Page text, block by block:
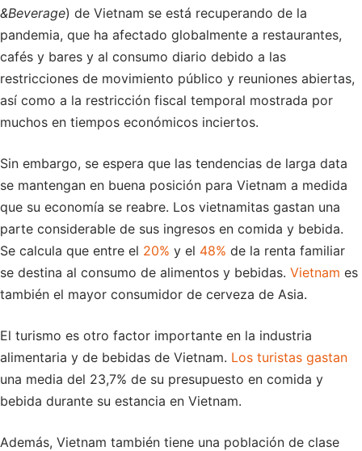
&Beverage) de Vietnam se está recuperando de la
pandemia, que ha afectado globalmente a restaurantes,
cafés y bares y al consumo diario debido a las
restricciones de movimiento público y reuniones abiertas,
así como a la restricción fiscal temporal mostrada por
muchos en tiempos económicos inciertos.
Sin embargo, se espera que las tendencias de larga data
se mantengan en buena posición para Vietnam a medida
que su economía se reabre. Los vietnamitas gastan una
parte considerable de sus ingresos en comida y bebida.
Se calcula que entre el 20% y el 48% de la renta familiar
se destina al consumo de alimentos y bebidas. Vietnam es
también el mayor consumidor de cerveza de Asia.
El turismo es otro factor importante en la industria
alimentaria y de bebidas de Vietnam. Los turistas gastan
una media del 23,7% de su presupuesto en comida y
bebida durante su estancia en Vietnam.
Además, Vietnam también tiene una población de clase